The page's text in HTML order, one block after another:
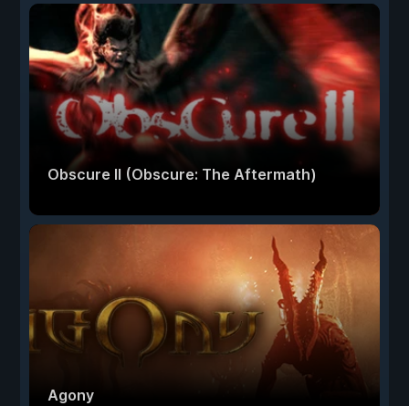
Obscure II (Obscure: The Aftermath)
Agony